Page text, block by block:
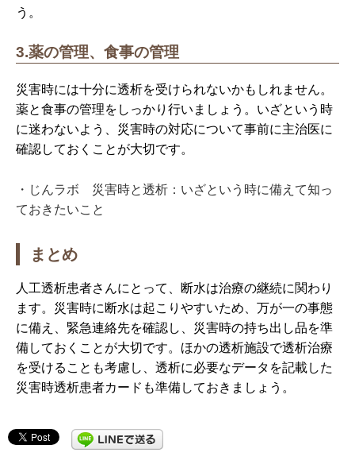
う。
3.薬の管理、食事の管理
災害時には十分に透析を受けられないかもしれません。
薬と食事の管理をしっかり行いましょう。いざという時
に迷わないよう、災害時の対応について事前に主治医に
確認しておくことが大切です。
・じんラボ 災害時と透析：いざという時に備えて知っ
ておきたいこと
まとめ
人工透析患者さんにとって、断水は治療の継続に関わり
ます。災害時に断水は起こりやすいため、万が一の事態
に備え、緊急連絡先を確認し、災害時の持ち出し品を準
備しておくことが大切です。ほかの透析施設で透析治療
を受けることも考慮し、透析に必要なデータを記載した
災害時透析患者カードも準備しておきましょう。